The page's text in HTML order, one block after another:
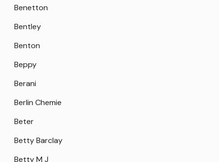
Benetton
Bentley
Benton
Beppy
Berani
Berlin Chemie
Beter
Betty Barclay
Betty M J